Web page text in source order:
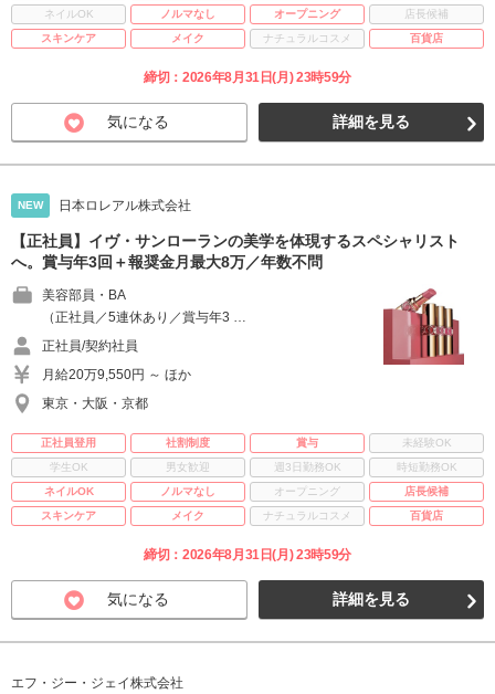
ネイルOK
ノルマなし オープニング
店長候補
スキンケア
メイク ナチュラルコスメ 百貨店
締切：2026年8月31日(月) 23時59分
気になる 詳細を見る
NEW 日本ロレアル株式会社
【正社員】イヴ・サンローランの美学を体現するスペシャリスト
へ。賞与年3回＋報奨金月最大8万／年数不問
美容部員・BA
（正社員／5連休あり／賞与年3 …
正社員/契約社員
月給20万9,550円 ～ ほか
東京・大阪・京都
正社員登用 社割制度 賞与
未経験OK
学生OK
男女歓迎 週3日勤務OK
時短勤務OK
ネイルOK
ノルマなし オープニング
店長候補
スキンケア
メイク ナチュラルコスメ 百貨店
締切：2026年8月31日(月) 23時59分
気になる 詳細を見る
エフ・ジー・ジェイ株式会社